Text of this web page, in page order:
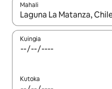
Mahali
Wakati matokeo
Kuingia
Kutoka